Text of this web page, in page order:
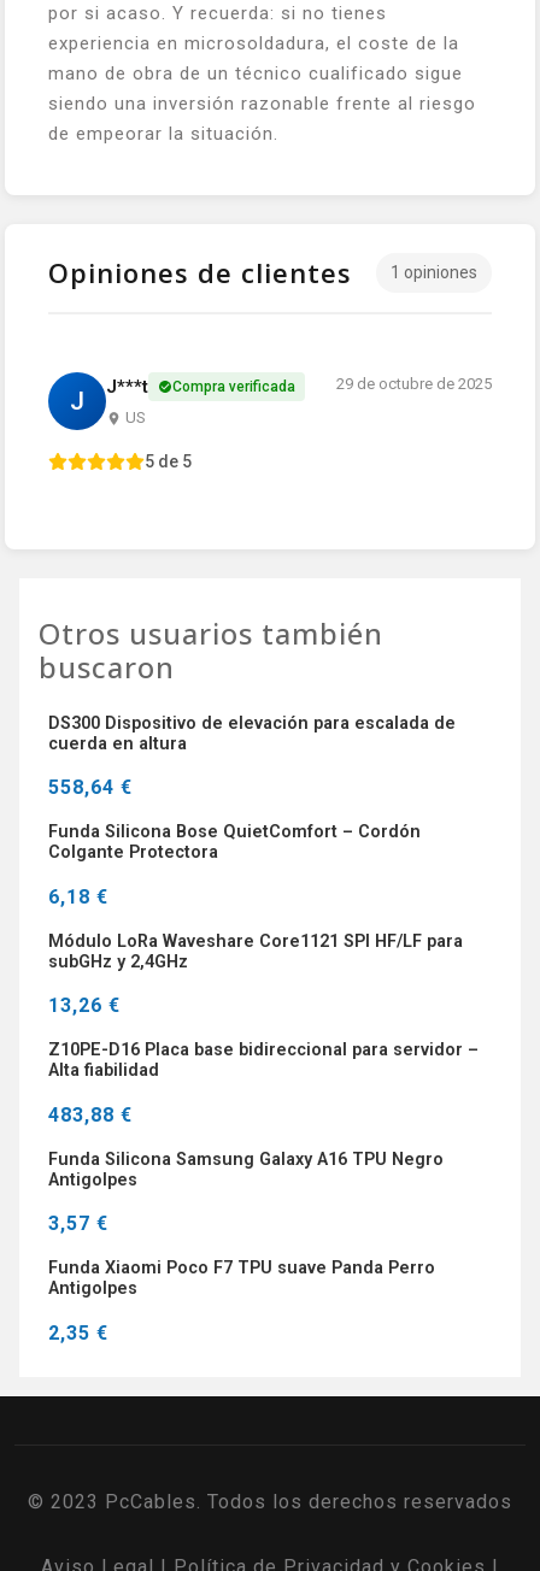
por si acaso. Y recuerda: si no tienes
experiencia en microsoldadura, el coste de la
mano de obra de un técnico cualificado sigue
siendo una inversión razonable frente al riesgo
de empeorar la situación.
Opiniones de clientes 1 opiniones
J J***t Compra verificada
US
29 de octubre de 2025
5 de 5
Otros usuarios también
buscaron
DS300 Dispositivo de elevación para escalada de
cuerda en altura
558,64 €
Funda Silicona Bose QuietComfort – Cordón
Colgante Protectora
6,18 €
Módulo LoRa Waveshare Core1121 SPI HF/LF para
subGHz y 2,4GHz
13,26 €
Z10PE-D16 Placa base bidireccional para servidor –
Alta fiabilidad
483,88 €
Funda Silicona Samsung Galaxy A16 TPU Negro
Antigolpes
3,57 €
Funda Xiaomi Poco F7 TPU suave Panda Perro
Antigolpes
2,35 €
© 2023 PcCables. Todos los derechos reservados